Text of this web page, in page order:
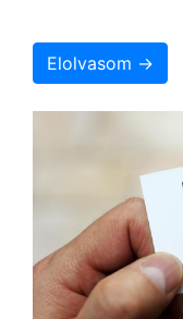
Elolvasom →